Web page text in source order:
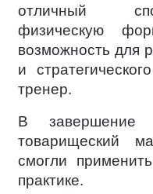
отличный
физическую
возможность для
и
тренер.
В завершение
товарищеский
смогли
практике.